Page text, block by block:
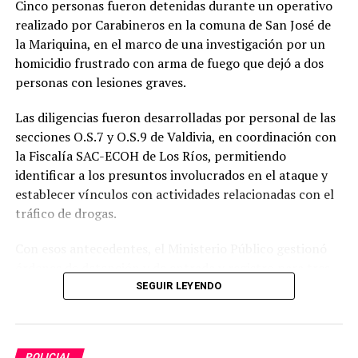
Cinco personas fueron detenidas durante un operativo
realizado por Carabineros en la comuna de San José de
la Mariquina, en el marco de una investigación por un
homicidio frustrado con arma de fuego que dejó a dos
personas con lesiones graves.
Las diligencias fueron desarrolladas por personal de las
secciones O.S.7 y O.S.9 de Valdivia, en coordinación con
la Fiscalía SAC-ECOH de Los Ríos, permitiendo
identificar a los presuntos involucrados en el ataque y
establecer vínculos con actividades relacionadas con el
tráfico de drogas.
órdenes de detención y de entrada y registro para tres
domicilios ubicados en distintos sectores de la población
G.O.P.E., C.O.P. y Centauro.
SEGUIR LEYENDO